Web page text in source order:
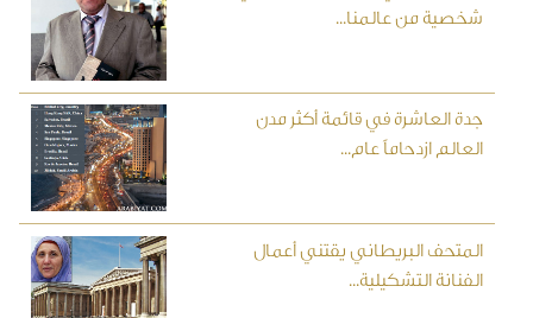
شخصية من عالمنا...
جدة العاشرة في قائمة أكثر مدن
العالم ازدحاماً عام...
المتحف البريطاني يقتني أعمال
الفنانة التشكيلية...